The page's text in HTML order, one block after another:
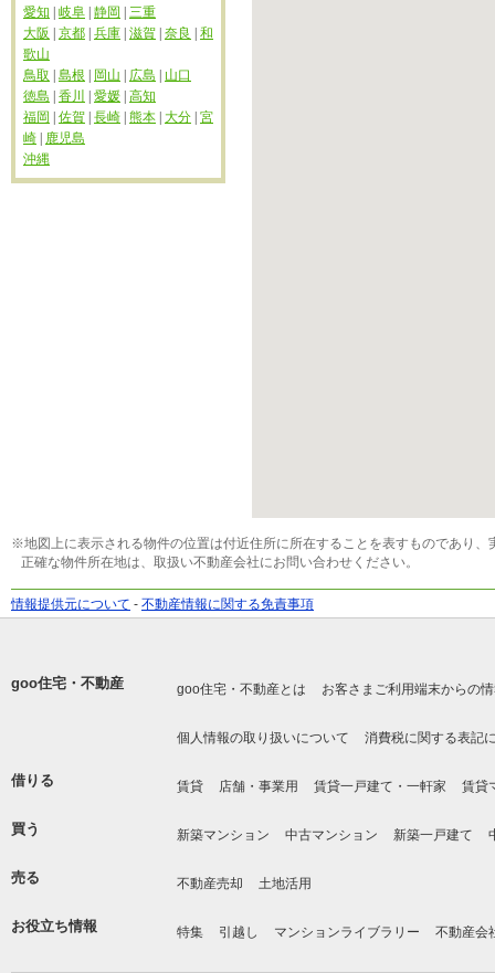
愛知
岐阜 静岡
三重
大阪
京都 兵庫 滋賀 奈良
和
歌山
鳥取
島根 岡山 広島
山口
徳島
香川 愛媛 高知
福岡
佐賀 長崎 熊本 大分 宮
崎
鹿児島
沖縄
※地図上に表示される物件の位置は付近住所に所在することを表すものであり
正確な物件所在地は、取扱い不動産会社にお問い合わせください。
情報提供元について - 不動産情報に関する免責事項
goo住宅・不動産 goo住宅・不動産とは お客さまご利用端末からの
個人情報の取り扱いについて 消費税に関する表記
借りる 賃貸 店舗・事業用 賃貸一戸建て・一軒家 賃貸
買う 新築マンション 中古マンション 新築一戸建て
売る 不動産売却 土地活用
お役立ち情報 特集 引越し マンションライブラリー 不動産会